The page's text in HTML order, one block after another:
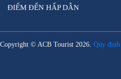
ĐIỂM ĐẾN HẤP DẪN
Copyright © ACB Tourist 2026. Quy định